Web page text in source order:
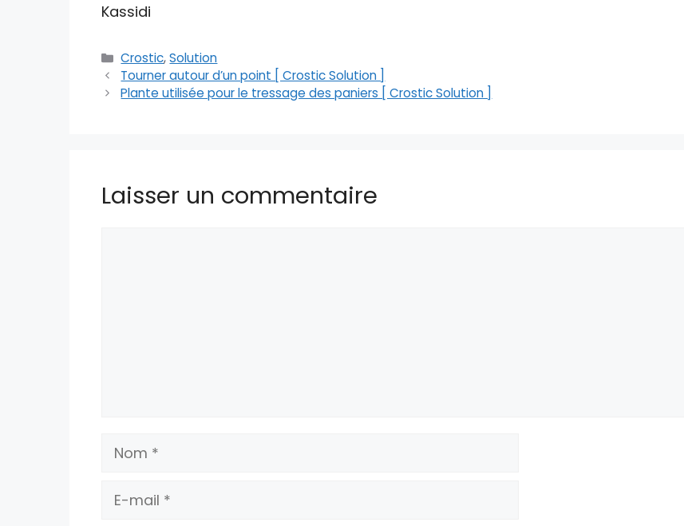
Kassidi
Catégories
Crostic,Solution
Tourner autour d’un point [ Crostic Solution ]
Plante utilisée pour le tressage des paniers [ Crostic Solution ]
Laisser un commentaire
Nom
E-